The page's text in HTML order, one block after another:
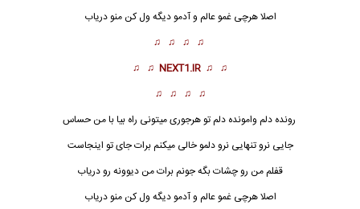
اصلا هرچی غمو عالم و آدمو دیگه ول کن منو دریاب
♫ ♫ ♫ ♫
♫ ♫
NEXT1.IR
♫ ♫
♫ ♫ ♫ ♫
رونده دلم وامونده دلم تو هرجوری میتونی راه بیا با من حساس
جایی نرو تنهایی نرو دلمو خالی میکنم برات جای تو اینجاست
قفلم من رو چشات بگه جونم برات من دیوونه رو دریاب
اصلا هرچی غمو عالم و آدمو دیگه ول کنمنو دریاب